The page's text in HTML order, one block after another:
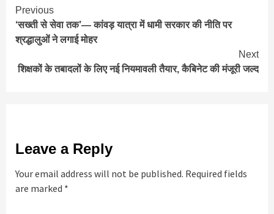
Continue
Reading
Previous
‘सख्ती से सेवा तक’— कांवड़ यात्रा में धामी सरकार की नीति पर
श्रद्धालुओं ने लगाई मोहर
Next
शिक्षकों के तबादलों के लिए नई नियमावली तैयार, कैबिनेट की मंजूरी जल्द
Leave a Reply
Your email address will not be published. Required fields
are marked *